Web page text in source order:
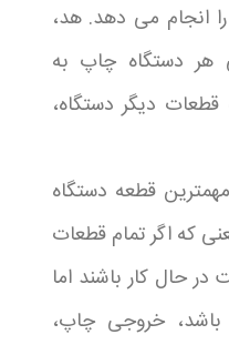
انجام می دهد. هد،
هر دستگاه چاپ به
دیگر دستگاه،
قطعه دستگاه
که اگر تمام قطعات
حال کار باشند اما
خروجی چاپ،